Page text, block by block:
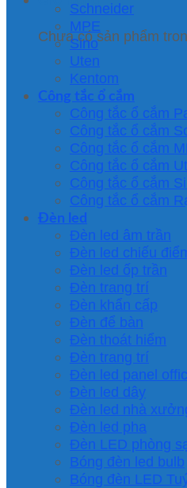
Chưa có sản phẩm
Schneider
MPE
Sino
Uten
Kentom
Công tắc ổ cắm
Công tắc ổ cắm
Công tắc ổ cắm
Công tắc ổ cắm
Công tắc ổ cắm
Công tắc ổ cắm
Công tắc ổ cắm
Đèn led
Đèn led âm trần
Đèn led chiếu
Đèn led ốp trần
Đèn trang trí
Đèn khẩn cấp
Đèn để bàn
Đèn thoát hiểm
Đèn trang trí
Đèn led panel
Đèn led dây
Đèn led nhà
Đèn led pha
Đèn LED phòng
Bóng đèn led bulb
Bóng đèn LED